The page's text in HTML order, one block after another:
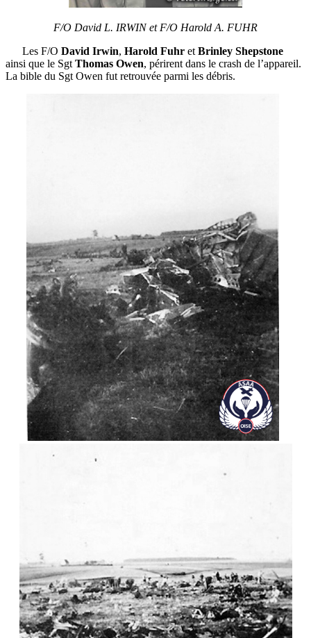
F/O David L. IRWIN et F/O Harold A. FUHR
Les F/O David Irwin, Harold Fuhr et Brinley Shepstone
ainsi que le Sgt Thomas Owen, périrent dans le crash de l’appareil.
La bible du Sgt Owen fut retrouvée parmi les débris.